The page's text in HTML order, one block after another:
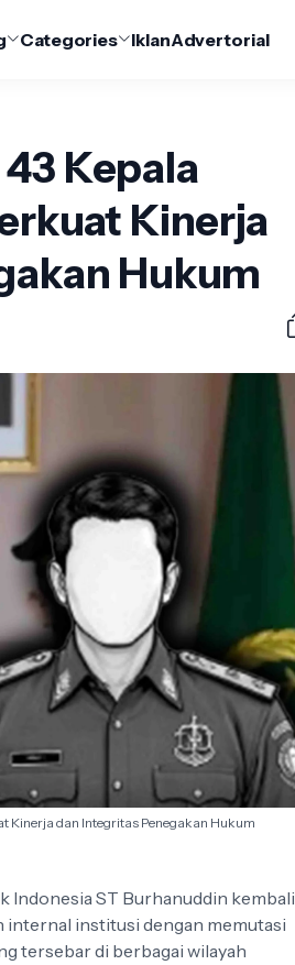
Categories IklanAdvertorial
Kepala
Kinerja
Hukum
Kinerja dan Integritas Penegakan Hukum
Indonesia ST Burhanuddin kembali
internal institusi dengan memutasi
tersebar di berbagai wilayah